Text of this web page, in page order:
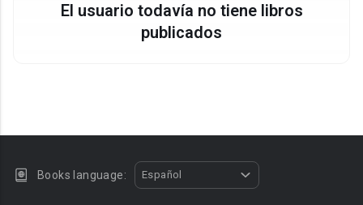
El usuario todavía no tiene libros
publicados
Books language: Español